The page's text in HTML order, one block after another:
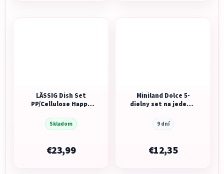
LÄSSIG Dish Set
PP/Cellulose Happy
lavender
Skladom
€23,99
Miniland Dolce 5-
dielny set na jedenie
ružový
9 dní
€12,35